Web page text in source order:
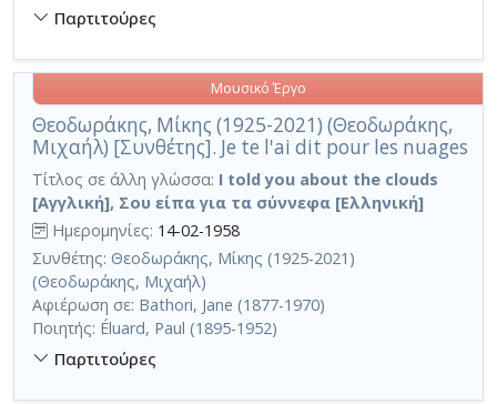
Παρτιτούρες
Θεοδωράκης, Μίκης (1925-2021) (Θεοδωράκης,
Μιχαήλ) [Συνθέτης]. Je te l'ai dit pour les nuages
Μουσικό Έργο
Τίτλος σε άλλη γλώσσα: I told you about the clouds
[Αγγλική], Σου είπα για τα σύννεφα [Ελληνική]
Ημερομηνίες: 14-02-1958
Συνθέτης: Θεοδωράκης, Μίκης (1925-2021)
(Θεοδωράκης, Μιχαήλ)
Αφιέρωση σε: Bathori, Jane (1877-1970)
Ποιητής: Éluard, Paul (1895-1952)
Παρτιτούρες